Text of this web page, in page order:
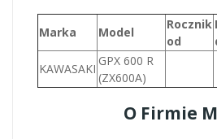
Marka Model
Rocznik
od
KAWASAKI
GPX 600 R
(ZX600A)
O Firmie